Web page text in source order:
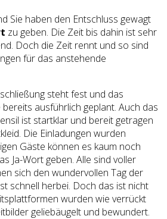
Sie haben den Entschluss gewagt
zu geben. Die Zeit bis dahin ist sehr
Doch die Zeit rennt und so sind
für das anstehende
steht fest und das
ausführlich geplant. Auch das
ist startklar und bereit getragen
Die Einladungen wurden
Gäste können es kaum noch
Ja-Wort geben. Alle sind voller
sich den wundervollen Tag der
schnell herbei. Doch das ist nicht
wurden wie verrückt
geliebäugelt und bewundert.